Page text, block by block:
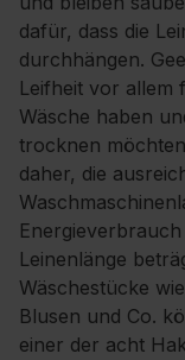
dafür, dass die
durchhängen.
Leifheit vor allem
Wäsche haben
trocknen
daher, die
Leinenlänge
Wäschestücke
Blusen und Co.
einer der acht